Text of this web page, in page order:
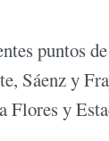
puntos
Sáenz y
Flores y